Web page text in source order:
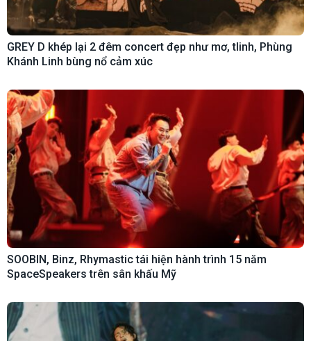
GREY D khép lại 2 đêm concert đẹp như mơ, tlinh, Phùng
Khánh Linh bùng nổ cảm xúc
SOOBIN, Binz, Rhymastic tái hiện hành trình 15 năm
SpaceSpeakers trên sân khấu Mỹ